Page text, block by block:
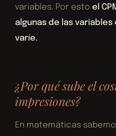
variables. Por estoel
algunas de las
varíe.
¿Por qué sube el
impresiones?
En matemáticas